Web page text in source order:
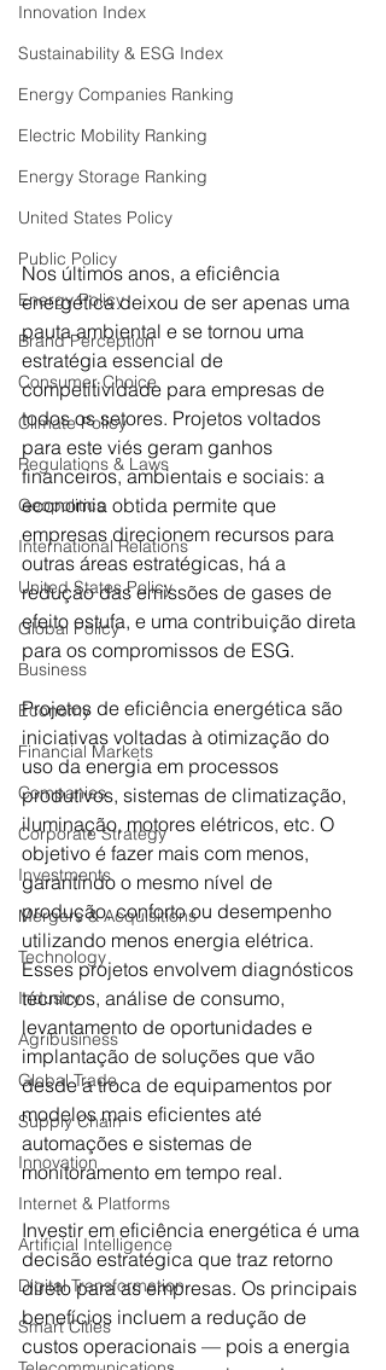
Innovation Index
Sustainability & ESG Index
Energy Companies Ranking
Electric Mobility Ranking
Energy Storage Ranking
United States Policy
Public Policy
Energy Policy
Brand Perception
Consumer Choice
Climate Policy
Regulations & Laws
Geopolitics
International Relations
United States Policy
Global Policy
Business
Economy
Financial Markets
Companies
Corporate Strategy
Investments
Mergers & Acquisitions
Technology
Industry
Agribusiness
Global Trade
Supply Chain
Innovation
Internet & Platforms
Artificial Intelligence
Digital Transformation
Smart Cities
Nos últimos anos, a eficiência
energética deixou de ser apenas uma
pauta ambiental e se tornou uma
estratégia essencial de
competitividade para empresas de
todos os setores. Projetos voltados
para este viés geram ganhos
financeiros, ambientais e sociais: a
economia obtida permite que
empresas direcionem recursos para
outras áreas estratégicas, há a
redução das emissões de gases de
efeito estufa, e uma contribuição direta
para os compromissos de ESG.
Projetos de eficiência energética são
iniciativas voltadas à otimização do
uso da energia em processos
produtivos, sistemas de climatização,
iluminação, motores elétricos, etc. O
objetivo é fazer mais com menos,
garantindo o mesmo nível de
produção, conforto ou desempenho
utilizando menos energia elétrica.
Esses projetos envolvem diagnósticos
técnicos, análise de consumo,
levantamento de oportunidades e
implantação de soluções que vão
desde a troca de equipamentos por
modelos mais eficientes até
automações e sistemas de
monitoramento em tempo real.
Investir em eficiência energética é uma
decisão estratégica que traz retorno
direto para as empresas. Os principais
benefícios incluem a redução de
custos operacionais — pois a energia